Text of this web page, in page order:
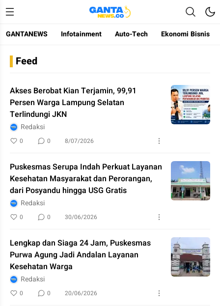
Gantanews
Informasi Membangun Bangsa
GANTANEWS Infotainment Auto-Tech Ekonomi Bisnis
Feed
Akses Berobat Kian Terjamin, 99,91
Persen Warga Lampung Selatan
Terlindungi JKN
Redaksi
0 0 8/07/2026
Puskesmas Serupa Indah Perkuat Layanan
Kesehatan Masyarakat dan Perorangan,
dari Posyandu hingga USG Gratis
Redaksi
0 0 30/06/2026
Lengkap dan Siaga 24 Jam, Puskesmas
Purwa Agung Jadi Andalan Layanan
Kesehatan Warga
Redaksi
0 0 20/06/2026